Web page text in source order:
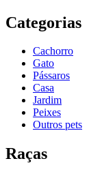
Categorias
Cachorro
Gato
Pássaros
Casa
Jardim
Peixes
Outros pets
Raças